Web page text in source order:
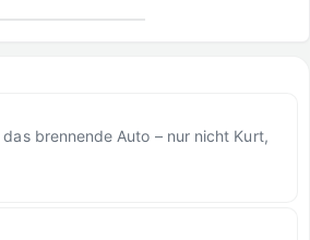
brennende Auto – nur nicht Kurt,